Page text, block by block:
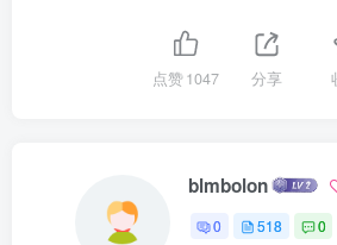
点赞1047 分享
blmbolon
0 518 0